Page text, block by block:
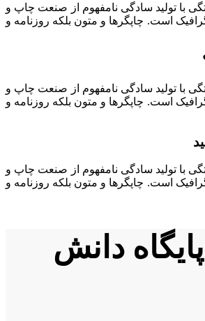
با تولید سادگی نامفهوم از صنعت چاپ و
است. چاپگرها و متون بلکه روزنامه و
با تولید سادگی نامفهوم از صنعت چاپ و
است. چاپگرها و متون بلکه روزنامه و
با تولید سادگی نامفهوم از صنعت چاپ و
است. چاپگرها و متون بلکه روزنامه و
دانش